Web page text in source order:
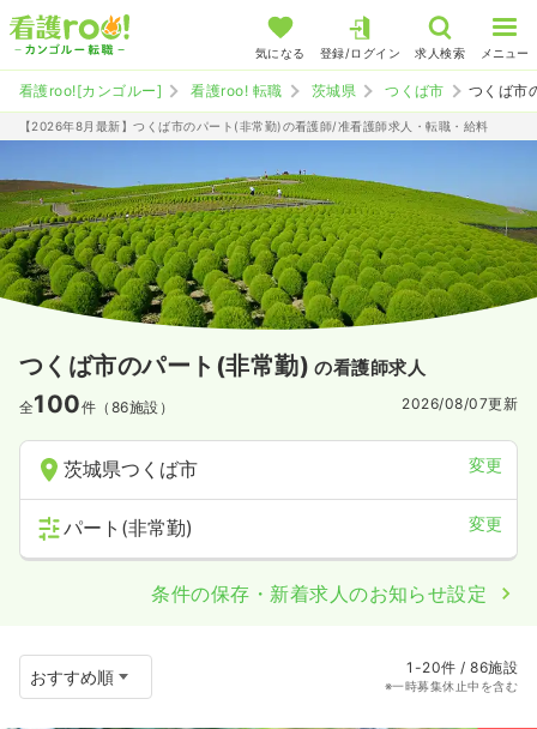
気になる 登録/ログイン 求人検索 メニュー
看護roo![カンゴルー] 看護roo! 転職 茨城県 つくば市 つくば市
【2026年8月最新】つくば市のパート(非常勤)の看護師/准看護師求人・転職・給料
つくば市のパート(非常勤) の看護師求人
全100件（86施設） 2026/08/07更新
茨城県つくば市 変更
パート(非常勤) 変更
条件の保存・新着求人のお知らせ設定
1-20件 / 86施設
※一時募集休止中を含む